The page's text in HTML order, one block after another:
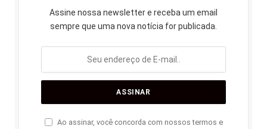
Assine nossa newsletter e receba um email
sempre que uma nova notícia for publicada.
Ao assinar, você concorda com nossos termos e